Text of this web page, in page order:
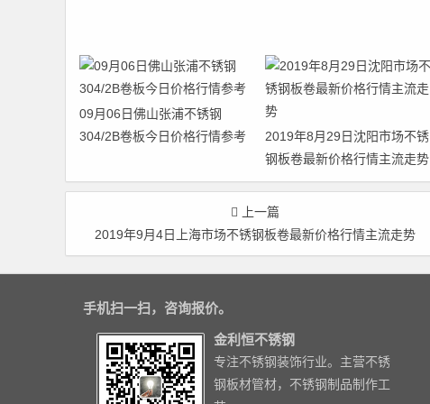
09月06日佛山张浦不锈钢
304/2B卷板今日价格行情参考
2019年8月29日沈阳市场不锈
钢板卷最新价格行情主流走势
上一篇
2019年9月4日上海市场不锈钢板卷最新价格行情主流走势
手机扫一扫，咨询报价。
金利恒不锈钢
专注不锈钢装饰行业。主营不锈
钢板材管材，不锈钢制品制作工